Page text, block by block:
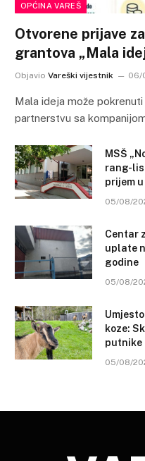
OPĆINA VAREŠ
Otvorene prijave
grantova „Mala
Objavio Vareški vijestnik 06/
Mala ideja može
partnerstvu sa
MSŠ
rang-
prijem
05/08/
Centar
uplate
godine
05/08/
koze:
putnike
05/08/